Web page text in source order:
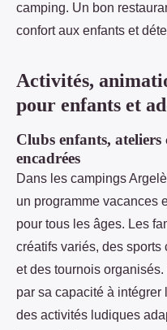
camping. Un bon
confort aux enfants et
Activités,
pour enfants et
Clubs enfants,
encadrées
Dans les campings
un programme vacances
pour tous les âges. Les
créatifs variés, des
et des tournois
par sa capacité à
des activités ludiques